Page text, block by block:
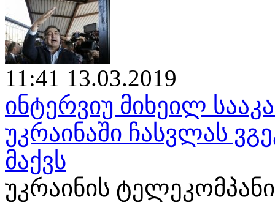
11:41 13.03.2019
ინტერვიუ მიხეილ
უკრაინაში ჩასვლას
მაქვს
უკრაინის